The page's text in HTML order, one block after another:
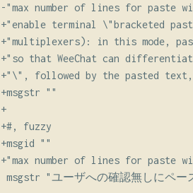
-"max number of lines for paste
+"enable terminal \"bracketed
+"multiplexers): in this mode,
+"so that WeeChat can
+"\", followed by the pasted text,
+msgstr ""
+
+#, fuzzy
+msgid ""
+"max number of lines for paste
msgstr "ユーザへの確認無しにペ